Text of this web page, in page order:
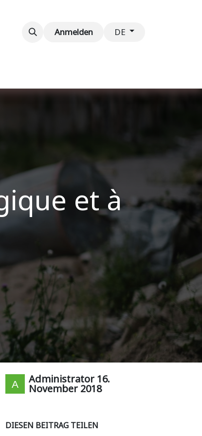
Kontaktieren Sie uns
Anmelden DE
et à
Administrator 16.
November 2018
DIESEN BEITRAG TEILEN